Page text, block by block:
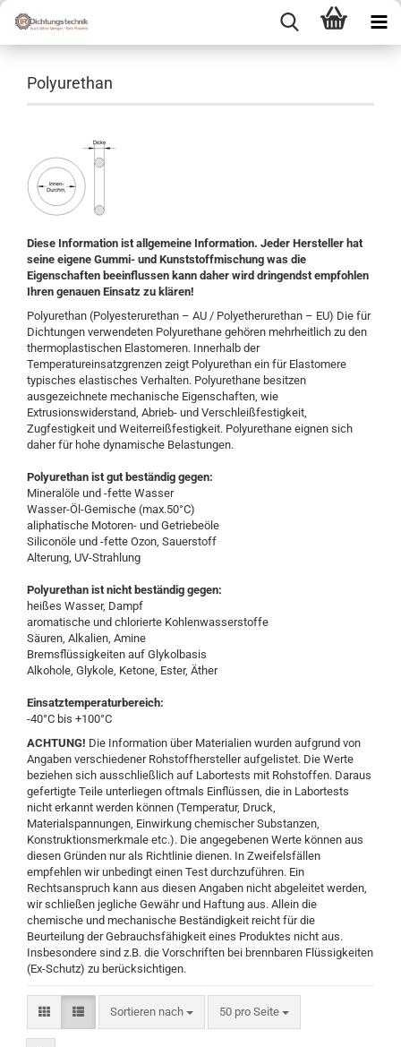
Polyurethan
Diese Information ist allgemeine Information. Jeder Hersteller hat
seine eigene Gummi- und Kunststoffmischung was die
Eigenschaften beeinflussen kann daher wird dringendst empfohlen
Ihren genauen Einsatz zu klären!
Polyurethan (Polyesterurethan – AU / Polyetherurethan – EU) Die für
Dichtungen verwendeten Polyurethane gehören mehrheitlich zu den
thermoplastischen Elastomeren. Innerhalb der
Temperatureinsatzgrenzen zeigt Polyurethan ein für Elastomere
typisches elastisches Verhalten. Polyurethane besitzen
ausgezeichnete mechanische Eigenschaften, wie
Extrusionswiderstand, Abrieb- und Verschleißfestigkeit,
Zugfestigkeit und Weiterreißfestigkeit. Polyurethane eignen sich
daher für hohe dynamische Belastungen.
Polyurethan ist gut beständig gegen:
Mineralöle und -fette Wasser
Wasser-Öl-Gemische (max.50°C)
aliphatische Motoren- und Getriebeöle
Siliconöle und -fette Ozon, Sauerstoff
Alterung, UV-Strahlung
Polyurethan ist nicht beständig gegen:
heißes Wasser, Dampf
aromatische und chlorierte Kohlenwasserstoffe
Säuren, Alkalien, Amine
Bremsflüssigkeiten auf Glykolbasis
Alkohole, Glykole, Ketone, Ester, Äther
Einsatztemperaturbereich:
-40°C bis +100°C
ACHTUNG! Die Information über Materialien wurden aufgrund von
Angaben verschiedener Rohstoffhersteller aufgelistet. Die Werte
beziehen sich ausschließlich auf Labortests mit Rohstoffen. Daraus
gefertigte Teile unterliegen oftmals Einflüssen, die in Labortests
nicht erkannt werden können (Temperatur, Druck,
Materialspannungen, Einwirkung chemischer Substanzen,
Konstruktionsmerkmale etc.). Die angegebenen Werte können aus
diesen Gründen nur als Richtlinie dienen. In Zweifelsfällen
empfehlen wir unbedingt einen Test durchzuführen. Ein
Rechtsanspruch kann aus diesen Angaben nicht abgeleitet werden,
wir schließen jegliche Gewähr und Haftung aus. Allein die
chemische und mechanische Beständigkeit reicht für die
Beurteilung der Gebrauchsfähigkeit eines Produktes nicht aus.
Insbesondere sind z.B. die Vorschriften bei brennbaren Flüssigkeiten
(Ex-Schutz) zu berücksichtigen.
Sortieren nach
Sortieren nach 50 pro Seite
pro Seite